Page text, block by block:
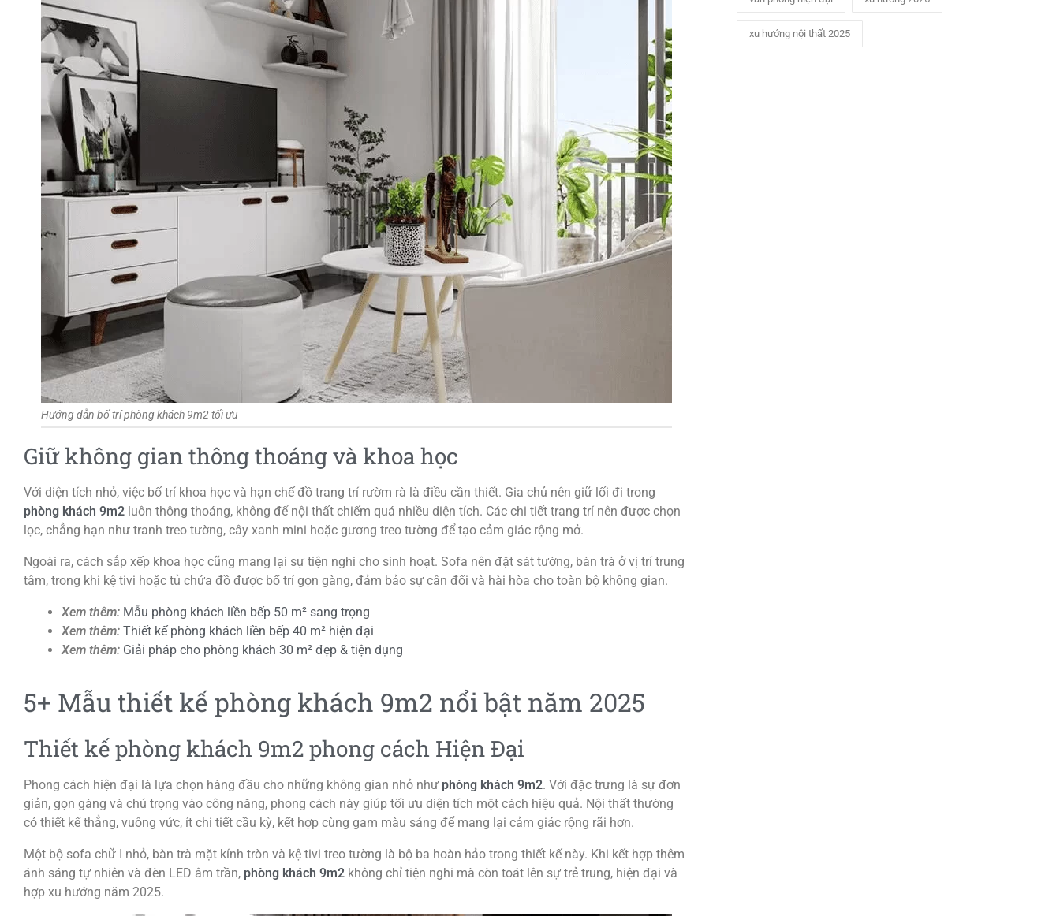
Hướng dẫn bố trí phòng khách 9m2 tối ưu
Giữ không gian thông thoáng và khoa học
Với diện tích nhỏ, việc bố trí khoa học và hạn chế đồ trang trí rườm rà là điều cần thiết. Gia chủ nên giữ lối đi trong
phòng khách 9m2 luôn thông thoáng, không để nội thất chiếm quá nhiều diện tích. Các chi tiết trang trí nên được chọn
lọc, chẳng hạn như tranh treo tường, cây xanh mini hoặc gương treo tường để tạo cảm giác rộng mở.
Ngoài ra, cách sắp xếp khoa học cũng mang lại sự tiện nghi cho sinh hoạt. Sofa nên đặt sát tường, bàn trà ở vị trí trung
tâm, trong khi kệ tivi hoặc tủ chứa đồ được bố trí gọn gàng, đảm bảo sự cân đối và hài hòa cho toàn bộ không gian.
Xem thêm: Mẫu phòng khách liền bếp 50 m² sang trọng
Xem thêm: Thiết kế phòng khách liền bếp 40 m² hiện đại
Xem thêm: Giải pháp cho phòng khách 30 m² đẹp & tiện dụng
5+ Mẫu thiết kế phòng khách 9m2 nổi bật năm 2025
Thiết kế phòng khách 9m2 phong cách Hiện Đại
Phong cách hiện đại là lựa chọn hàng đầu cho những không gian nhỏ như phòng khách 9m2. Với đặc trưng là sự đơn
giản, gọn gàng và chú trọng vào công năng, phong cách này giúp tối ưu diện tích một cách hiệu quả. Nội thất thường
có thiết kế thẳng, vuông vức, ít chi tiết cầu kỳ, kết hợp cùng gam màu sáng để mang lại cảm giác rộng rãi hơn.
Một bộ sofa chữ I nhỏ, bàn trà mặt kính tròn và kệ tivi treo tường là bộ ba hoàn hảo trong thiết kế này. Khi kết hợp thêm
ánh sáng tự nhiên và đèn LED âm trần, phòng khách 9m2 không chỉ tiện nghi mà còn toát lên sự trẻ trung, hiện đại và
hợp xu hướng năm 2025.
xu hướng nội thất 2025